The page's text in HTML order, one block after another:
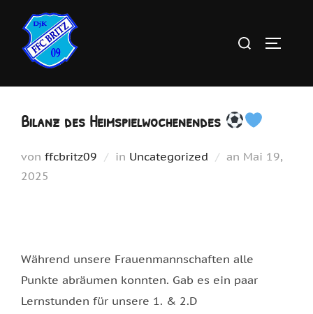
Inhalt
springen
Suchen
Bilanz des Heimspielwochenendes
von ffcbritz09 in Uncategorized an Mai 19,
2025
Während unsere Frauenmannschaften alle
Punkte abräumen konnten. Gab es ein paar
Lernstunden für unsere 1. & 2.D